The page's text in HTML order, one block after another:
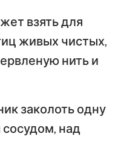
взять для
живых чистых,
нить и
заколоть одну
над